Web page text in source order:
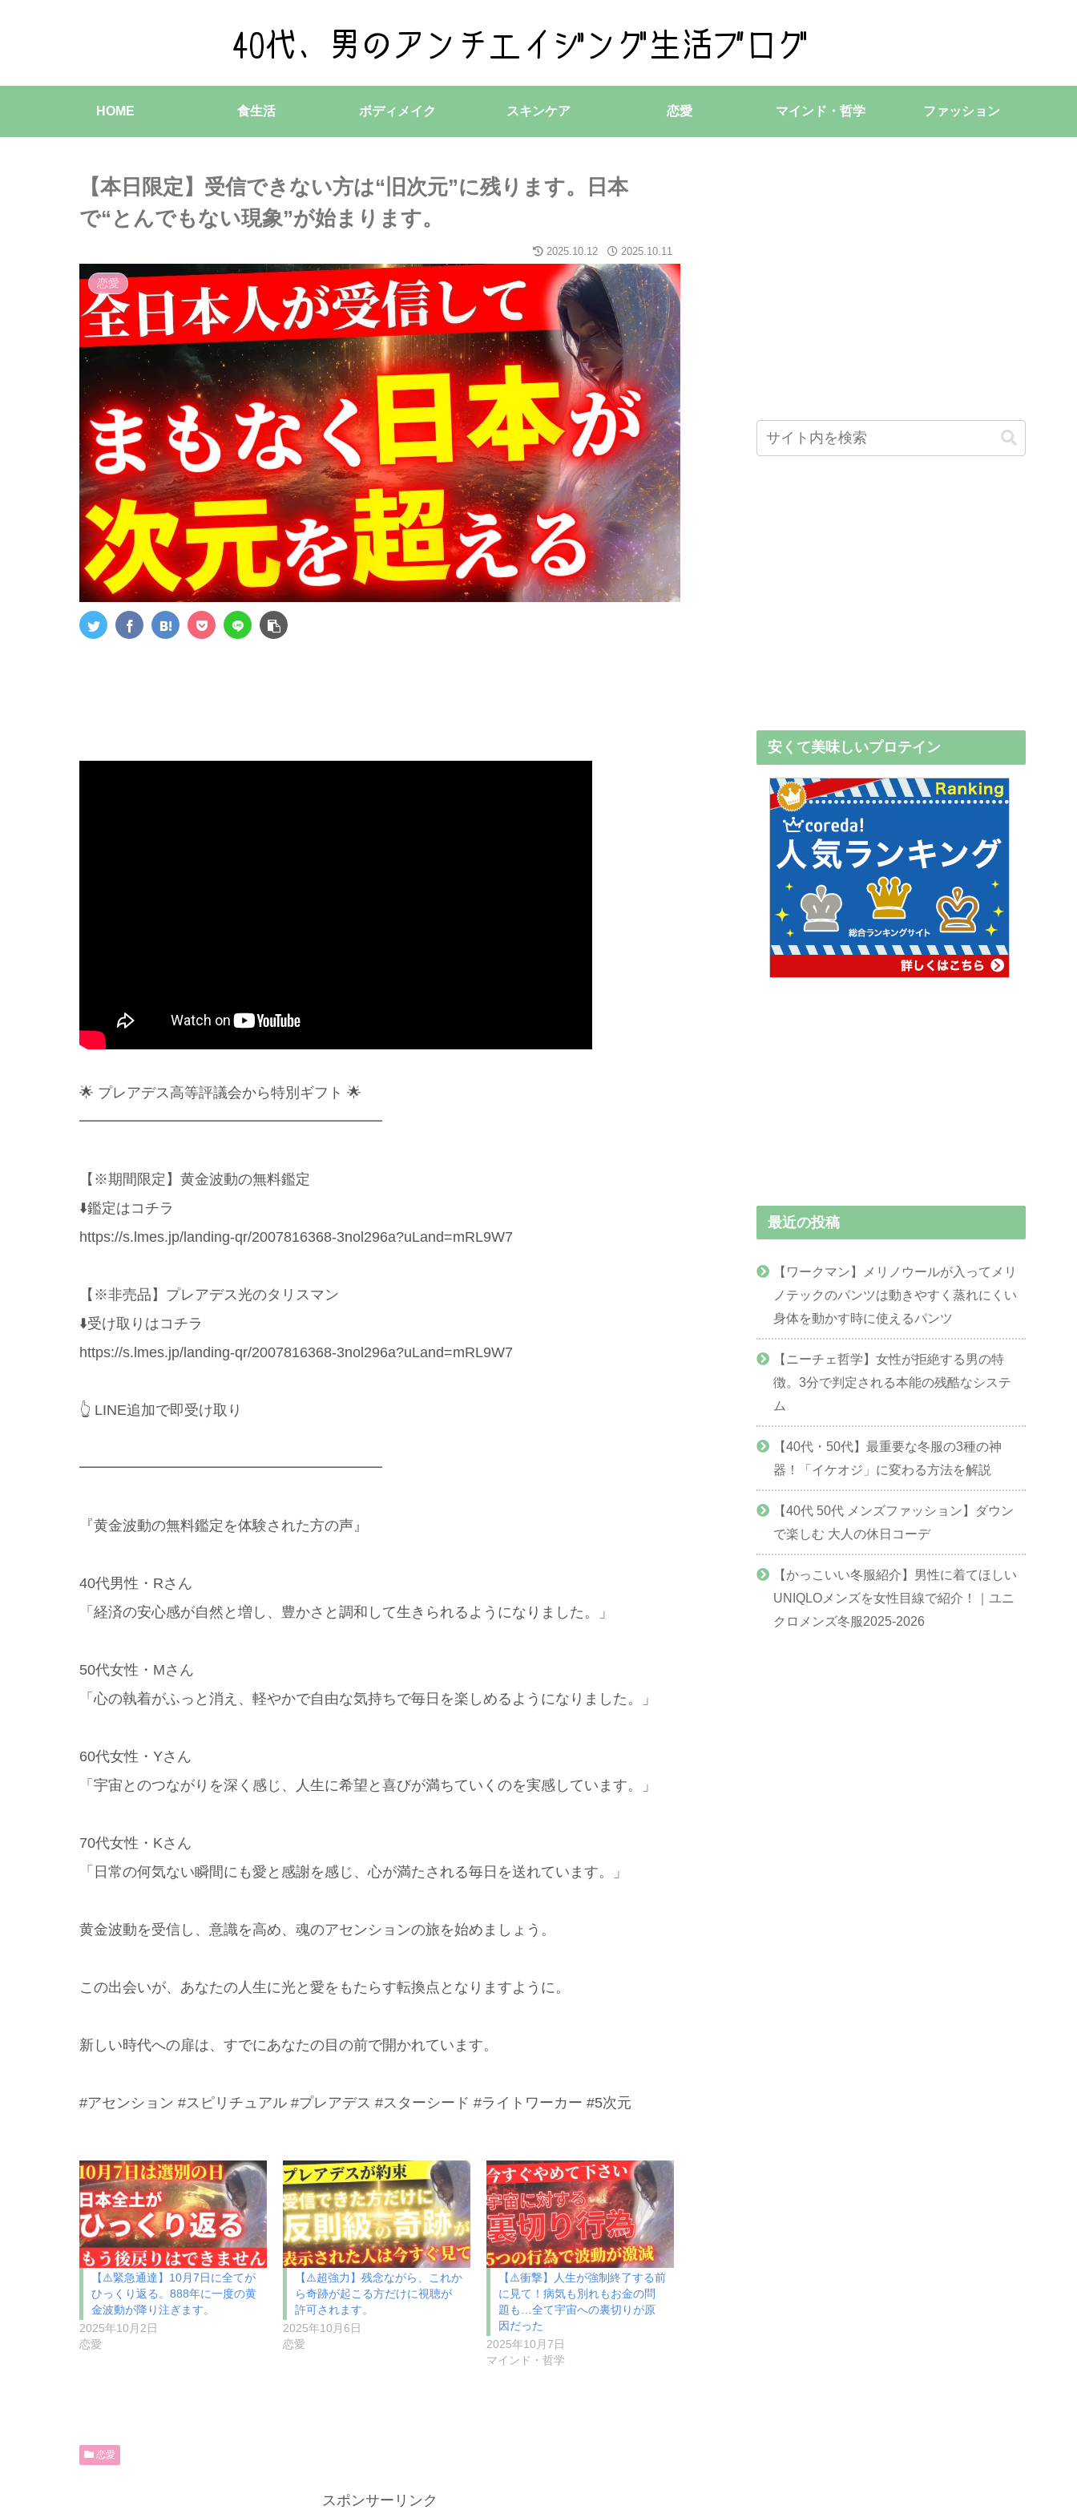
HOME 食生活 ボディメイク スキンケア 恋愛 マインド・哲学 ファッション
【本日限定】受信できない方は“旧次元”に残ります。日本
で“とんでもない現象”が始まります。
2025.10.12 2025.10.11
恋愛
🌟 プレアデス高等評議会から特別ギフト 🌟
━━━━━━━━━━━━━━━━━━━━━
【※期間限定】黄金波動の無料鑑定
⬇️鑑定はコチラ
https://s.lmes.jp/landing-qr/2007816368-3nol296a?uLand=mRL9W7
【※非売品】プレアデス光のタリスマン
⬇️受け取りはコチラ
https://s.lmes.jp/landing-qr/2007816368-3nol296a?uLand=mRL9W7
👆 LINE追加で即受け取り
━━━━━━━━━━━━━━━━━━━━━
『黄金波動の無料鑑定を体験された方の声』
40代男性・Rさん
「経済の安心感が自然と増し、豊かさと調和して生きられるようになりました。」
50代女性・Mさん
「心の執着がふっと消え、軽やかで自由な気持ちで毎日を楽しめるようになりました。」
60代女性・Yさん
「宇宙とのつながりを深く感じ、人生に希望と喜びが満ちていくのを実感しています。」
70代女性・Kさん
「日常の何気ない瞬間にも愛と感謝を感じ、心が満たされる毎日を送れています。」
黄金波動を受信し、意識を高め、魂のアセンションの旅を始めましょう。
この出会いが、あなたの人生に光と愛をもたらす転換点となりますように。
新しい時代への扉は、すでにあなたの目の前で開かれています。
#アセンション #スピリチュアル #プレアデス #スターシード #ライトワーカー #5次元
【⚠️緊急通達】10月7日に全てが
ひっくり返る。888年に一度の黄
金波動が降り注ぎます。
2025年10月2日
恋愛
【⚠️超強力】残念ながら、これか
ら奇跡が起こる方だけに視聴が
許可されます。
2025年10月6日
恋愛
【⚠️衝撃】人生が強制終了する前
に見て！病気も別れもお金の問
題も…全て宇宙への裏切りが原
因だった
2025年10月7日
マインド・哲学
恋愛
スポンサーリンク
安くて美味しいプロテイン
最近の投稿
【ワークマン】メリノウールが入ってメリ
ノテックのパンツは動きやすく蒸れにくい
身体を動かす時に使えるパンツ
【ニーチェ哲学】女性が拒絶する男の特
徴。3分で判定される本能の残酷なシステ
ム
【40代・50代】最重要な冬服の3種の神
器！「イケオジ」に変わる方法を解説
【40代 50代 メンズファッション】ダウン
で楽しむ 大人の休日コーデ
【かっこいい冬服紹介】男性に着てほしい
UNIQLOメンズを女性目線で紹介！｜ユニ
クロメンズ冬服2025-2026